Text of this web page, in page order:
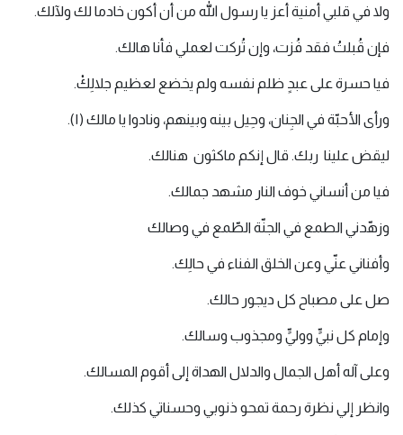
ولا في قلبي أمنية أعز يا رسول الله من أن أكون خادما لك ولآلك.
فإن قُبلتُ فقد فُزت، وإن تُركت لعملي فأنا هالك.
فيا حسرة على عبدٍ ظلم نفسه ولم يخضع لعظيم جلالِكْ.
ورأى الأحبّة في الجِنان، وحِيل بينه وبينهم، ونادوا يا مالك (١).
ليقض علينا ربك. قال إنكم ماكثون هنالك.
فيا من أنساني خوف النار مشهد جمالك.
وزهّدني الطمع في الجنّة الطّمع في وصالك
وأفناني عنّي وعن الخلق الفناء في حالِك.
صل على مصباح كل ديجور حالك.
وإمام كل نبيٍّ ووليٍّ ومجذوب وسالك.
وعلى آله أهل الجمال والدلال الهداة إلى أقوم المسالك.
وانظر إلي نظرة رحمة تمحو ذنوبي وحسناتي كذلك.